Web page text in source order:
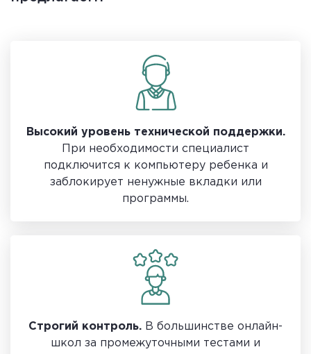
Высокий уровень технической поддержки.
При необходимости специалист
подключится к компьютеру ребенка и
заблокирует ненужные вкладки или
программы.
Строгий контроль. В большинстве онлайн-
школ за промежуточными тестами и